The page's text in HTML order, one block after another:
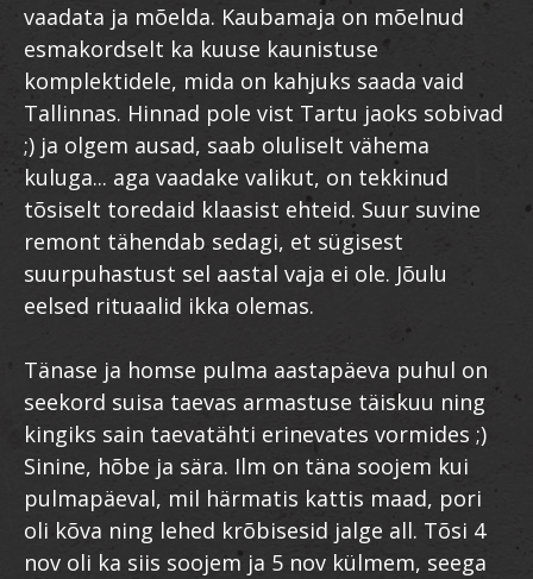
vaadata ja mõelda. Kaubamaja on mõelnud
esmakordselt ka kuuse kaunistuse
komplektidele, mida on kahjuks saada vaid
Tallinnas. Hinnad pole vist Tartu jaoks sobivad
;) ja olgem ausad, saab oluliselt vähema
kuluga... aga vaadake valikut, on tekkinud
tõsiselt toredaid klaasist ehteid. Suur suvine
remont tähendab sedagi, et sügisest
suurpuhastust sel aastal vaja ei ole. Jõulu
eelsed rituaalid ikka olemas.
Tänase ja homse pulma aastapäeva puhul on
seekord suisa taevas armastuse täiskuu ning
kingiks sain taevatähti erinevates vormides ;)
Sinine, hõbe ja sära. Ilm on täna soojem kui
pulmapäeval, mil härmatis kattis maad, pori
oli kõva ning lehed krõbisesid jalge all. Tõsi 4
nov oli ka siis soojem ja 5 nov külmem, seega